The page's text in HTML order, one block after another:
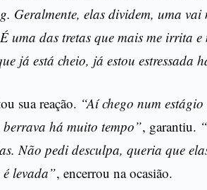
Geralmente, elas dividem, uma vai
uma das tretas que mais me irrita
já está cheio, já estou estressada
sua reação. “Aí chego num
há muito tempo”, garantiu.
Não pedi desculpa, queria que
é levada”, encerrou na ocasião.